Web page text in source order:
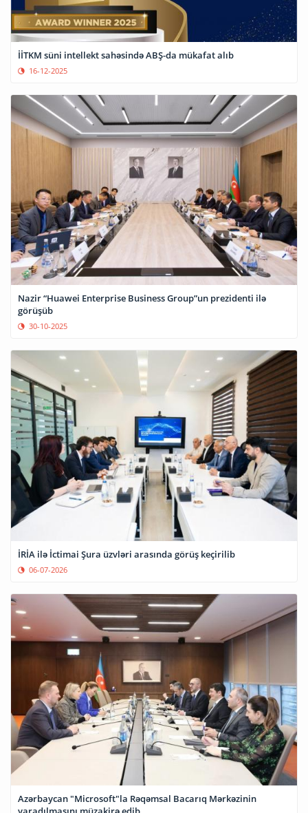
İİTKM süni intellekt sahəsində ABŞ-da mükafat alıb
16-12-2025
Nazir “Huawei Enterprise Business Group”un prezidenti ilə
görüşüb
30-10-2025
İRİA ilə İctimai Şura üzvləri arasında görüş keçirilib
06-07-2026
Azərbaycan "Microsoft"la Rəqəmsal Bacarıq Mərkəzinin